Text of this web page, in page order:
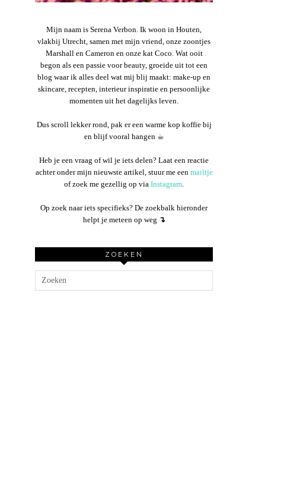
Mijn naam is Serena Verbon. Ik woon in Houten,
vlakbij Utrecht, samen met mijn vriend, onze zoontjes
Marshall en Cameron en onze kat Coco. Wat ooit
begon als een passie voor beauty, groeide uit tot een
blog waar ik alles deel wat mij blij maakt: make-up en
skincare, recepten, interieur inspiratie en persoonlijke
momenten uit het dagelijks leven.
Dus scroll lekker rond, pak er een warme kop koffie bij
en blijf vooral hangen ☕︎
Heb je een vraag of wil je iets delen? Laat een reactie
achter onder mijn nieuwste artikel, stuur me een mailtje
of zoek me gezellig op via Instagram.
Op zoek naar iets specifieks? De zoekbalk hieronder
helpt je meteen op weg ↴
ZOEKEN